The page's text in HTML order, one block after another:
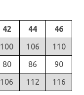
42 44
46
100 106
110
80 86
90
106 112 116